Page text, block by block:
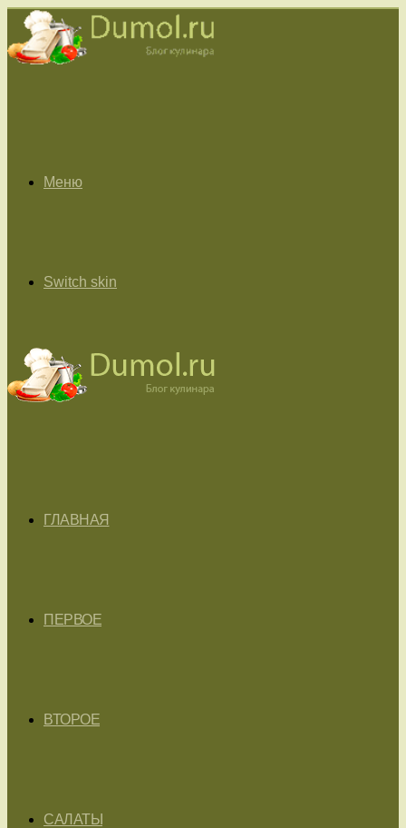
Меню
Switch skin
ГЛАВНАЯ
ПЕРВОЕ
ВТОРОЕ
САЛАТЫ